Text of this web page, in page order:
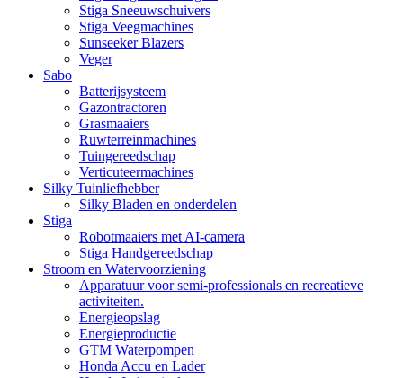
Stiga Sneeuwschuivers
Stiga Veegmachines
Sunseeker Blazers
Veger
Sabo
Batterijsysteem
Gazontractoren
Grasmaaiers
Ruwterreinmachines
Tuingereedschap
Verticuteermachines
Silky Tuinliefhebber
Silky Bladen en onderdelen
Stiga
Robotmaaiers met AI-camera
Stiga Handgereedschap
Stroom en Watervoorziening
Apparatuur voor semi-professionals en recreatieve
activiteiten.
Energieopslag
Energieproductie
GTM Waterpompen
Honda Accu en Lader